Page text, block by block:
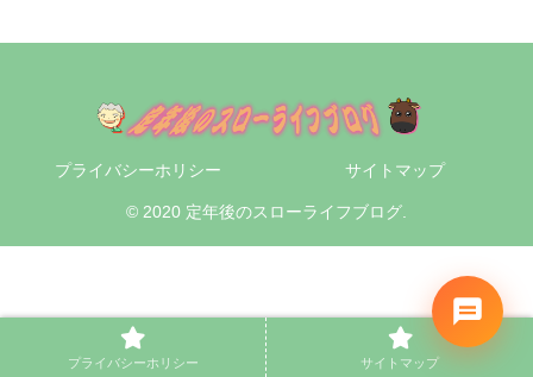
プライバシーホリシー サイトマップ
© 2020 定年後のスローライフブログ.
プライバシーホリシー サイトマップ